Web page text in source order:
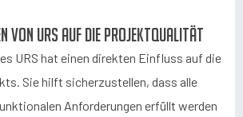
von URS auf die Projektqualität
URS hat einen direkten Einfluss auf die
Sie hilft sicherzustellen, dass alle
Anforderungen erfüllt werden